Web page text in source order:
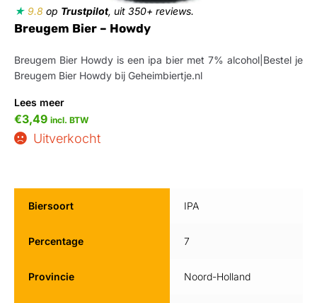
★ 9.8 op Trustpilot, uit 350+ reviews.
Breugem Bier – Howdy
Breugem Bier Howdy is een ipa bier met 7% alcohol|Bestel je
Breugem Bier Howdy bij Geheimbiertje.nl
Lees meer
€3,49 incl. BTW
Uitverkocht
Biersoort IPA
Percentage 7
Provincie Noord-Holland